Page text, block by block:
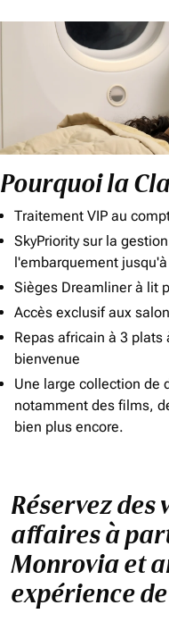
Pourquoi la
Traitement VIP au
SkyPriority sur la
l'embarquement
Sièges Dreamliner à lit
Accès exclusif aux
Repas africain à 3 plats
bienvenue
Une large collection de
notamment des films,
bien plus encore.
Réservez des
affaires à
Monrovia et
expérience